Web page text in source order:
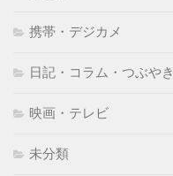
携帯・デジカメ
日記・コラム・つぶやき
映画・テレビ
未分類